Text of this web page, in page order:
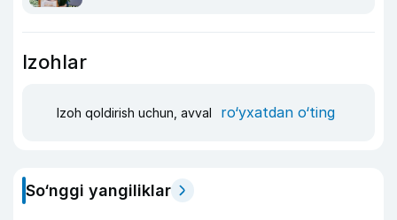
Izohlar
Izoh qoldirish uchun, avval ro‘yxatdan o‘ting
So‘nggi yangiliklar